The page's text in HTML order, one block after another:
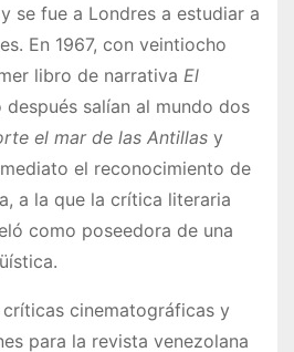
se fue a Londres a estudiar a
En 1967, con veintiocho
libro de narrativa El
después salían al mundo dos
el mar de las Antillas y
el reconocimiento de
a la que la crítica literaria
como poseedora de una
cinematográficas y
para la revista venezolana